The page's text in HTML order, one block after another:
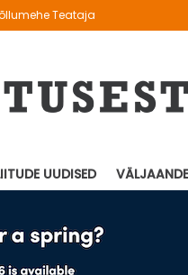
Teataja
UUDISED